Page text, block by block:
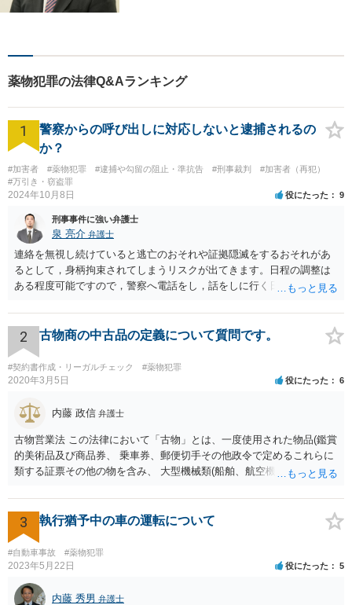
相談ください。
薬物犯罪の法律Q&Aランキング
1
警察からの呼び出しに対応しないと逮捕されるの
か？
#加害者 #薬物犯罪 #逮捕や勾留の阻止・準抗告 #刑事裁判
#加害者（再犯）
#万引き・窃盗罪
2024年10月8日 役にたった 9
刑事事件に強い弁護士
泉 亮介 弁護士
連絡を無視し続けていると逃亡のおそれや証拠隠滅をするおそれがあ
るとして，身柄拘束されてしまうリスクが出てきます。日程の調整は
ある程度可能ですので，警察へ電話をし，話をしに行く日程の調整を
士に同行を依頼することも可能です。
2 古物商の中古品の定義について質問です。
#契約書作成・リーガルチェック #薬物犯罪
2020年3月5日 役にたった 6
内藤 政信 弁護士
古物営業法 この法律において「古物」とは、一度使用された物品(鑑賞
的美術品及び商品券、 乗車券、郵便切手その他政令で定めるこれらに
類する証票その他の物を含み、 大型機械類(船舶、航空機、工作機械そ
じ。)若しくは使用されない物品で使用のために取引 きされたもの又は
これらの物品に幾分の手入れをしたものをいう。 単純に言うと、一
度、消費者の手に渡ったものは、法律上は、古物になります。 したが
って、転売するなら、許可証が必要ですが、取り締まりが追いつきま
せ んね。事実上、野放しですね。 また、アマゾンなどでは、独自に新
品の定義を定めていますね。
3 執行猶予中の車の運転について
#自動車事故 #薬物犯罪
2023年5月22日 役にたった 5
内藤 秀男 弁護士